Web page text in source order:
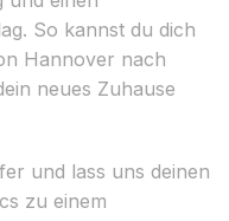
So kannst du dich
Hannover nach
neues Zuhause
und lass uns deinen
zu einem